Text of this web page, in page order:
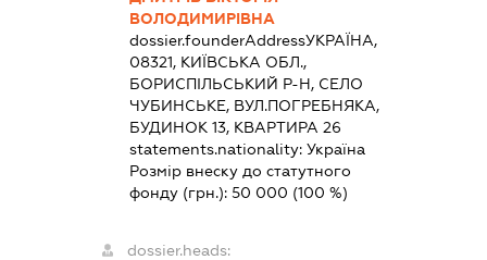
ВОЛОДИМИРІВНА
dossier.founderAddressУКРАЇНА,
08321, КИЇВСЬКА ОБЛ.,
БОРИСПІЛЬСЬКИЙ Р-Н, СЕЛО
ЧУБИНСЬКЕ, ВУЛ.ПОГРЕБНЯКА,
БУДИНОК 13, КВАРТИРА 26
statements.nationality: Україна
Розмір внеску до статутного
фонду (грн.): 50 000 (100 %)
dossier.heads: